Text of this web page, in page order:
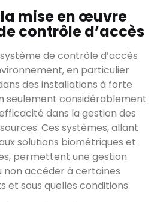
mise en œuvre
contrôle d’accès
de contrôle d’accès
en particulier
des installations à forte
seulement considérablement
dans la gestion des
Ces systèmes, allant
solutions biométriques et
permettent une gestion
non accéder à certaines
et sous quelles conditions.